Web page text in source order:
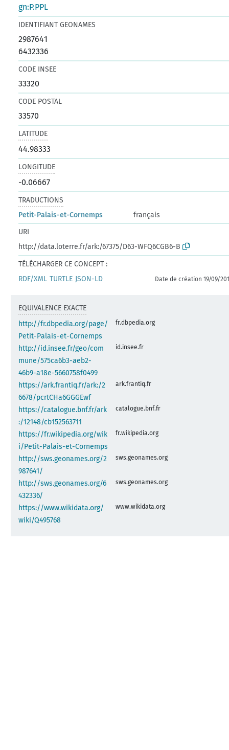
gn:P.PPL
IDENTIFIANT GEONAMES
2987641
6432336
CODE INSEE
33320
CODE POSTAL
33570
LATITUDE
44.98333
LONGITUDE
-0.06667
TRADUCTIONS
Petit-Palais-et-Cornemps
français
URI
http://data.loterre.fr/ark:/67375/D63-WFQ6CGB6-B
TÉLÉCHARGER CE CONCEPT :
RDF/XML TURTLE JSON-LD Date de création 19/09/
EQUIVALENCE EXACTE
http://fr.dbpedia.org/page/
Petit-Palais-et-Cornemps
fr.dbpedia.org
http://id.insee.fr/geo/com
mune/575ca6b3-aeb2-
46b9-a18e-5660758f0499
id.insee.fr
https://ark.frantiq.fr/ark:/2
6678/pcrtCHa6GGGEwf
ark.frantiq.fr
https://catalogue.bnf.fr/ark
:/12148/cb152563711
catalogue.bnf.fr
https://fr.wikipedia.org/wik
i/Petit-Palais-et-Cornemps
fr.wikipedia.org
http://sws.geonames.org/2
987641/
sws.geonames.org
http://sws.geonames.org/6
432336/
sws.geonames.org
https://www.wikidata.org/
wiki/Q495768
www.wikidata.org